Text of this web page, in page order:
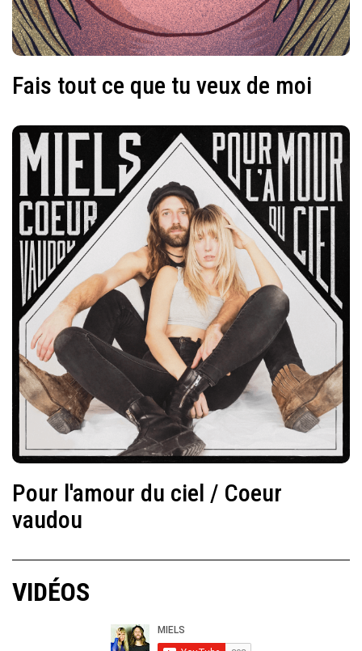
Fais tout ce que tu veux de moi
Pour l'amour du ciel / Coeur
vaudou
VIDÉOS